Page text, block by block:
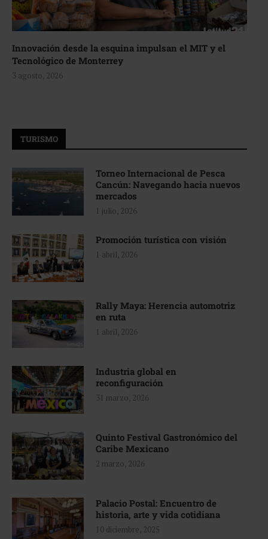
Innovación desde la esquina impulsan el MIT y el
Tecnológico de Monterrey
3 agosto, 2026
TURISMO
Torneo Internacional de Pesca
Cancún: Navegando hacia nuevos
mercados
1 julio, 2026
Promoción turística con visión
1 abril, 2026
Rally Maya: Herencia automotriz
en ruta
1 abril, 2026
Industria global en
reconfiguración
31 marzo, 2026
Quinto Festival Gastronómico del
Caribe Mexicano
2 marzo, 2026
Palacio Postal: Encuentro de
historia, arte y vida cotidiana
10 diciembre, 2025